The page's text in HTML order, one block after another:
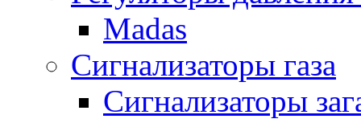
Madas
Сигнализаторы газа
Сигнализаторы